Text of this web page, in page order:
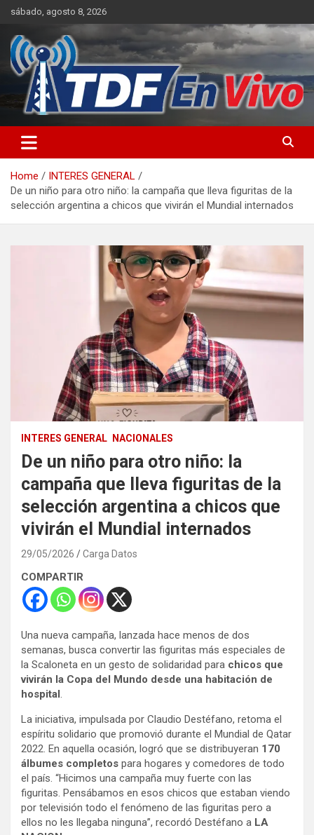
Skip
content
sábado, agosto 8, 2026
Home
INTERES GENERAL
De un niño para otro niño: la campaña que lleva figuritas de la
selección argentina a chicos que vivirán el Mundial internados
INTERES GENERAL NACIONALES
De un niño para otro niño: la
campaña que lleva figuritas de la
selección argentina a chicos que
vivirán el Mundial internados
29/05/2026 Carga Datos
COMPARTIR
Una nueva campaña, lanzada hace menos de dos
semanas, busca convertir las figuritas más especiales de
la Scaloneta en un gesto de solidaridad para chicos que
vivirán la Copa del Mundo desde una habitación de
hospital
La iniciativa, impulsada por Claudio Destéfano, retoma el
espíritu solidario que promovió durante el Mundial de Qatar
2022. En aquella ocasión, logró que se distribuyeran 170
álbumes completos para hogares y comedores de todo
el país. “Hicimos una campaña muy fuerte con las
figuritas. Pensábamos en esos chicos que estaban viendo
por televisión todo el fenómeno de las figuritas pero a
ellos no les llegaba ninguna”, recordó Destéfano a LA